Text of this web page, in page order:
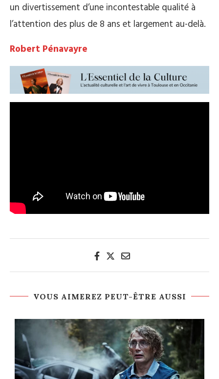
un divertissement d’une incontestable qualité à
l’attention des plus de 8 ans et largement au-delà.
Robert Pénavayre
VOUS AIMEREZ PEUT-ÊTRE AUSSI